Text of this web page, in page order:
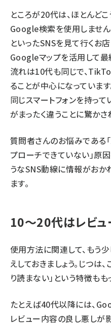
ところが20代は、ほとんど
Google検索を使用しませ
といったSNSを見て行くお
Googleマップを活用して最
流れは10代も同じで、
ることが中心になっています
同じスマートフォンを持っ
がまったく違うことに驚かさ
質問者さんのお悩みである
プローチできていない」原
うなSNS動線に情報がおか
ます。
10～20代はレビ
使用方法に関連して、もう
えしておきましょう。じつは
り読まない」という特徴もも
たとえば40代以降には、
レビュー内容の良し悪しが